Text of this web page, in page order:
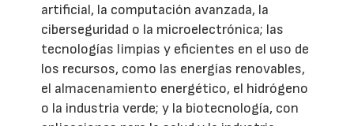
artificial, la computación avanzada, la
ciberseguridad o la microelectrónica; las
tecnologías limpias y eficientes en el uso de
los recursos, como las energías renovables,
el almacenamiento energético, el hidrógeno
o la industria verde; y la biotecnología, con